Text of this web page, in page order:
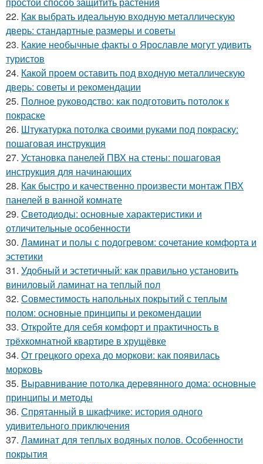
22. Как выбрать идеальную входную металлическую
дверь: стандартные размеры и советы
23. Какие необычные факты о Ярославле могут удивить
туристов
24. Какой проем оставить под входную металлическую
дверь: советы и рекомендации
25. Полное руководство: как подготовить потолок к
покраске
26. Штукатурка потолка своими руками под покраску:
пошаговая инструкция
27. Установка панелей ПВХ на стены: пошаговая
инструкция для начинающих
28. Как быстро и качественно произвести монтаж ПВХ
панелей в ванной комнате
29. Светодиоды: основные характеристики и
отличительные особенности
30. Ламинат и полы с подогревом: сочетание комфорта и
эстетики
31. Удобный и эстетичный: как правильно установить
виниловый ламинат на теплый пол
32. Совместимость напольных покрытий с теплым
полом: основные принципы и рекомендации
33. Откройте для себя комфорт и практичность в
трёхкомнатной квартире в хрущёвке
34. От грецкого ореха до моркови: как появилась
морковь
35. Выравнивание потолка деревянного дома: основные
принципы и методы
36. Спрятанный в шкафчике: история одного
удивительного приключения
37. Ламинат для теплых водяных полов. Особенности
покрытия